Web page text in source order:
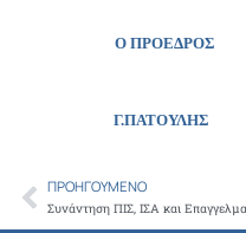
Ο ΠΡΟΕΔΡΟΣ
Prev
ΠΡΟΗΓΟΎΜΕΝΟ